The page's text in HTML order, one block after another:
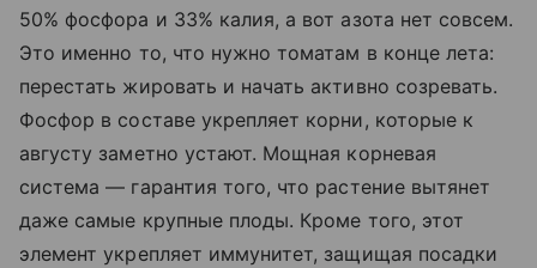
50% фосфора и 33% калия, а вот азота нет совсем.
Это именно то, что нужно томатам в конце лета:
перестать жировать и начать активно созревать.
Фосфор в составе укрепляет корни, которые к
августу заметно устают. Мощная корневая
система — гарантия того, что растение вытянет
даже самые крупные плоды. Кроме того, этот
элемент укрепляет иммунитет, защищая посадки